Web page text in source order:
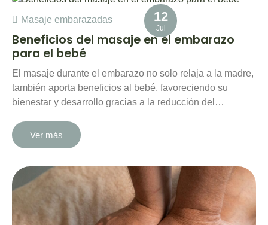
12
Jul
Masaje embarazadas
Beneficios del masaje en el embarazo
para el bebé
El masaje durante el embarazo no solo relaja a la madre,
también aporta beneficios al bebé, favoreciendo su
bienestar y desarrollo gracias a la reducción del…
Ver más